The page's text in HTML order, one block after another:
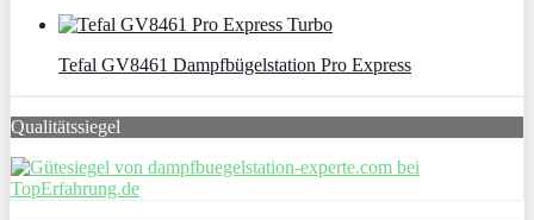
Tefal GV8461 Dampfbügelstation Pro Express
Qualitätssiegel